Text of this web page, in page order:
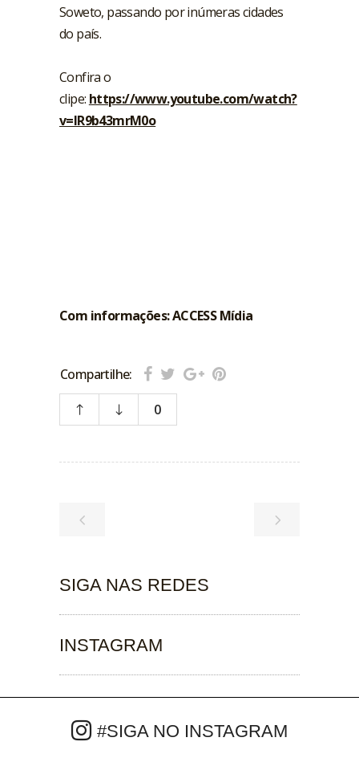
Soweto, passando por inúmeras cidades
do país.
Confira o
clipe: https://www.youtube.com/watch?
v=lR9b43mrM0o
Com informações: ACCESS Mídia
Compartilhe:
0
SIGA NAS REDES
INSTAGRAM
#SIGA NO INSTAGRAM